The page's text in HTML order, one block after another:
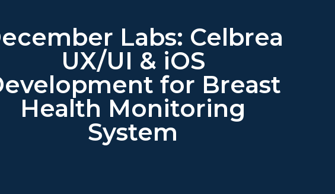
Labs: Celbrea
UX/UI & iOS
for Breast
Health Monitoring
System